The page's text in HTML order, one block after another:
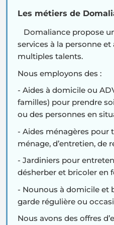
Les métiers de
Domaliance propose
services à la personne
multiples talents.
Nous employons des :
- Aides à domicile ou
familles) pour prendre
ou des personnes en
- Aides ménagères pour
ménage, d’entretien, de
- Jardiniers pour
désherber et bricoler en
- Nounous à domicile et
garde régulière ou
Nous avons des offres